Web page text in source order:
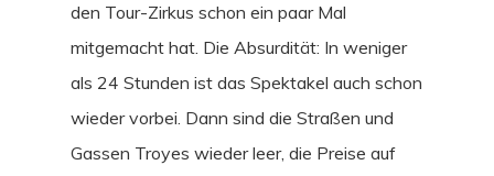
den Tour-Zirkus schon ein paar Mal
mitgemacht hat. Die Absurdität: In weniger
als 24 Stunden ist das Spektakel auch schon
wieder vorbei. Dann sind die Straßen und
Gassen Troyes wieder leer, die Preise auf